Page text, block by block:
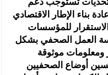
بناء الإطار الاقتصادي
للمؤسسات
العمل الصحفي بشكل
ومعلومات موثوقة
أوضاع الصحفيين